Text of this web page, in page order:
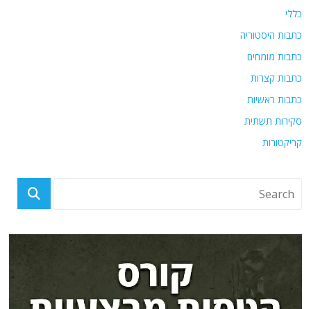
כללי
כתבות היסטוריה
כתבות מומחים
כתבות קצרות
כתבות ראשיות
סקירות תשתית
קריקטורות